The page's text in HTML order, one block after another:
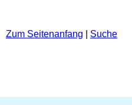
Zum Seitenanfang Suche